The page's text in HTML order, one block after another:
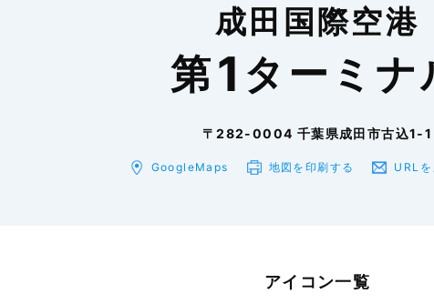
成田国際空港
第1 ターミナ
〒282-0004 千葉県成田市古込1-1
GoogleMaps 地図を印刷する URL
アイコン一覧